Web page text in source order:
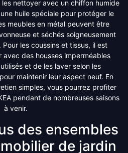
nettoyer avec un chiffon humide
huile spéciale pour protéger le
meubles en métal peuvent être
et séchés soigneusement
les coussins et tissus, il est
des housses imperméables
et de les laver selon les
maintenir leur aspect neuf. En
simples, vous pourrez profiter
pendant de nombreuses saisons
à venir.
des ensembles
de jardin